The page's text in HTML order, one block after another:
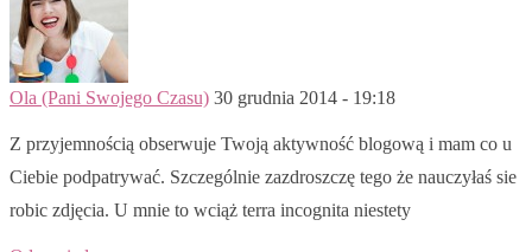
Ola (Pani Swojego Czasu) 30 grudnia 2014 - 19:18
Z przyjemnością obserwuje Twoją aktywność blogową i mam co u
Ciebie podpatrywać. Szczególnie zazdroszczę tego że nauczyłaś sie
robic zdjęcia. U mnie to wciąż terra incognita niestety